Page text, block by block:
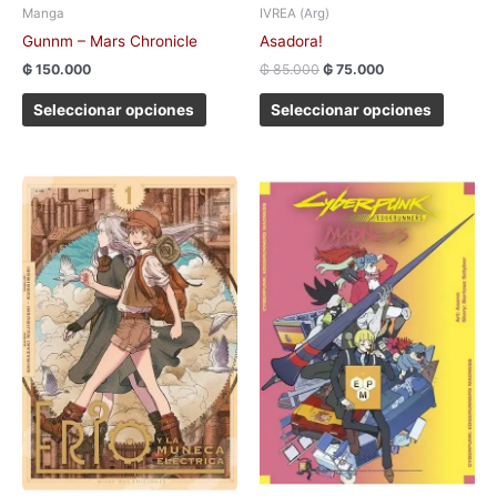
Manga
Gunnm – Mars Chronicle
₲ 150.000
Seleccionar opciones
producto
IVREA (Arg)
Asadora!
₲85.000 ₲ 75.000
Seleccionar opciones
Este
producto
tiene
múltiples
variantes.
Las
opciones
se
pueden
elegir
en
la
página